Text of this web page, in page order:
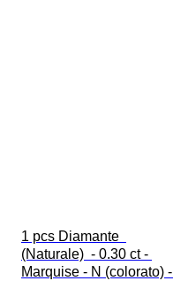
1 pcs Diamante
(Naturale)  - 0.30 ct -
Marquise - N (colorato) -